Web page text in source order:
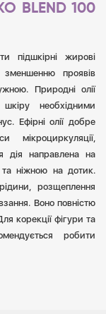
BLEND 100
підшкірні жирові
зменшенню проявів
Природні олії
необхідними
Ефірні олії добре
мікроциркуляції,
дія направлена на
ніжною на дотик.
розщеплення
Воно повністю
корекції фігури та
робити